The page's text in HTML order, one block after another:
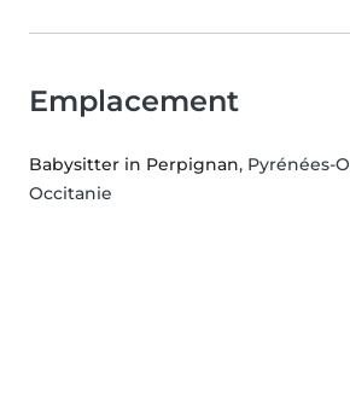
Emplacement
Babysitter in Perpignan, Pyrénées-
Occitanie